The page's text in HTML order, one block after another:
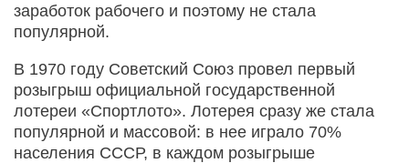
заработок рабочего и поэтому не стала
популярной.
В 1970 году Советский Союз провел первый
розыгрыш официальной государственной
лотереи «Спортлото». Лотерея сразу же стала
популярной и массовой: в нее играло 70%
населения СССР, в каждом розыгрыше